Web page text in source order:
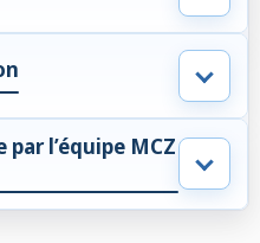
l’équipe MCZ